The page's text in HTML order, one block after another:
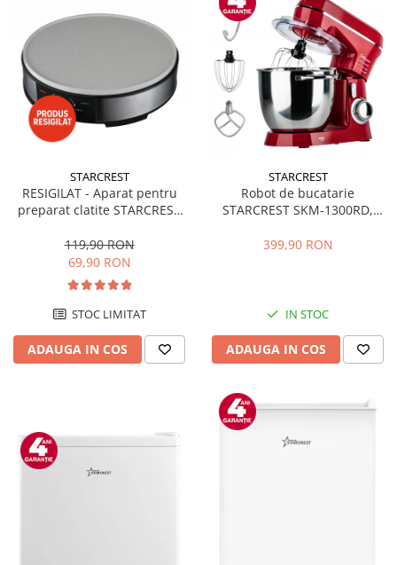
STARCREST
RESIGILAT - Aparat pentru
preparat clatite STARCREST
invelis ceramic antiaderent,
30 cm, Inox / Negru
119,90 RON
69,90 RON
STOC LIMITAT
ADAUGA IN COS
STARCREST
Robot de bucatarie
STARCREST SKM-1300RD,
Accesorii, 10 Viteze + Pulse,
399,90 RON
IN STOC
ADAUGA IN COS